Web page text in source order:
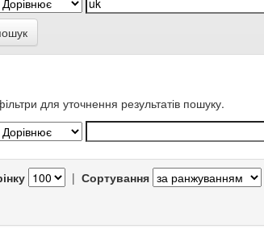
для уточнення результатів пошуку.
| Сортування